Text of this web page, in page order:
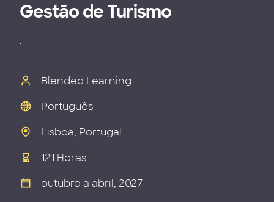
Gestão de Turismo
.
Blended Learning
Português
Lisboa, Portugal
121 Horas
outubro a abril, 2027